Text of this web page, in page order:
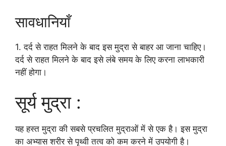
सावधानियाँ
1. दर्द से राहत मिलने के बाद इस मुद्रा से बाहर आ जाना चाहिए।
दर्द से राहत मिलने के बाद इसे लंबे समय के लिए करना लाभकारी
नहीं होगा।
सूर्य मुद्रा :
यह हस्त मुद्रा की सबसे प्रचलित मुद्राओं में से एक है। इस मुद्रा
का अभ्यास शरीर से पृथ्वी तत्व को कम करने में उपयोगी है।